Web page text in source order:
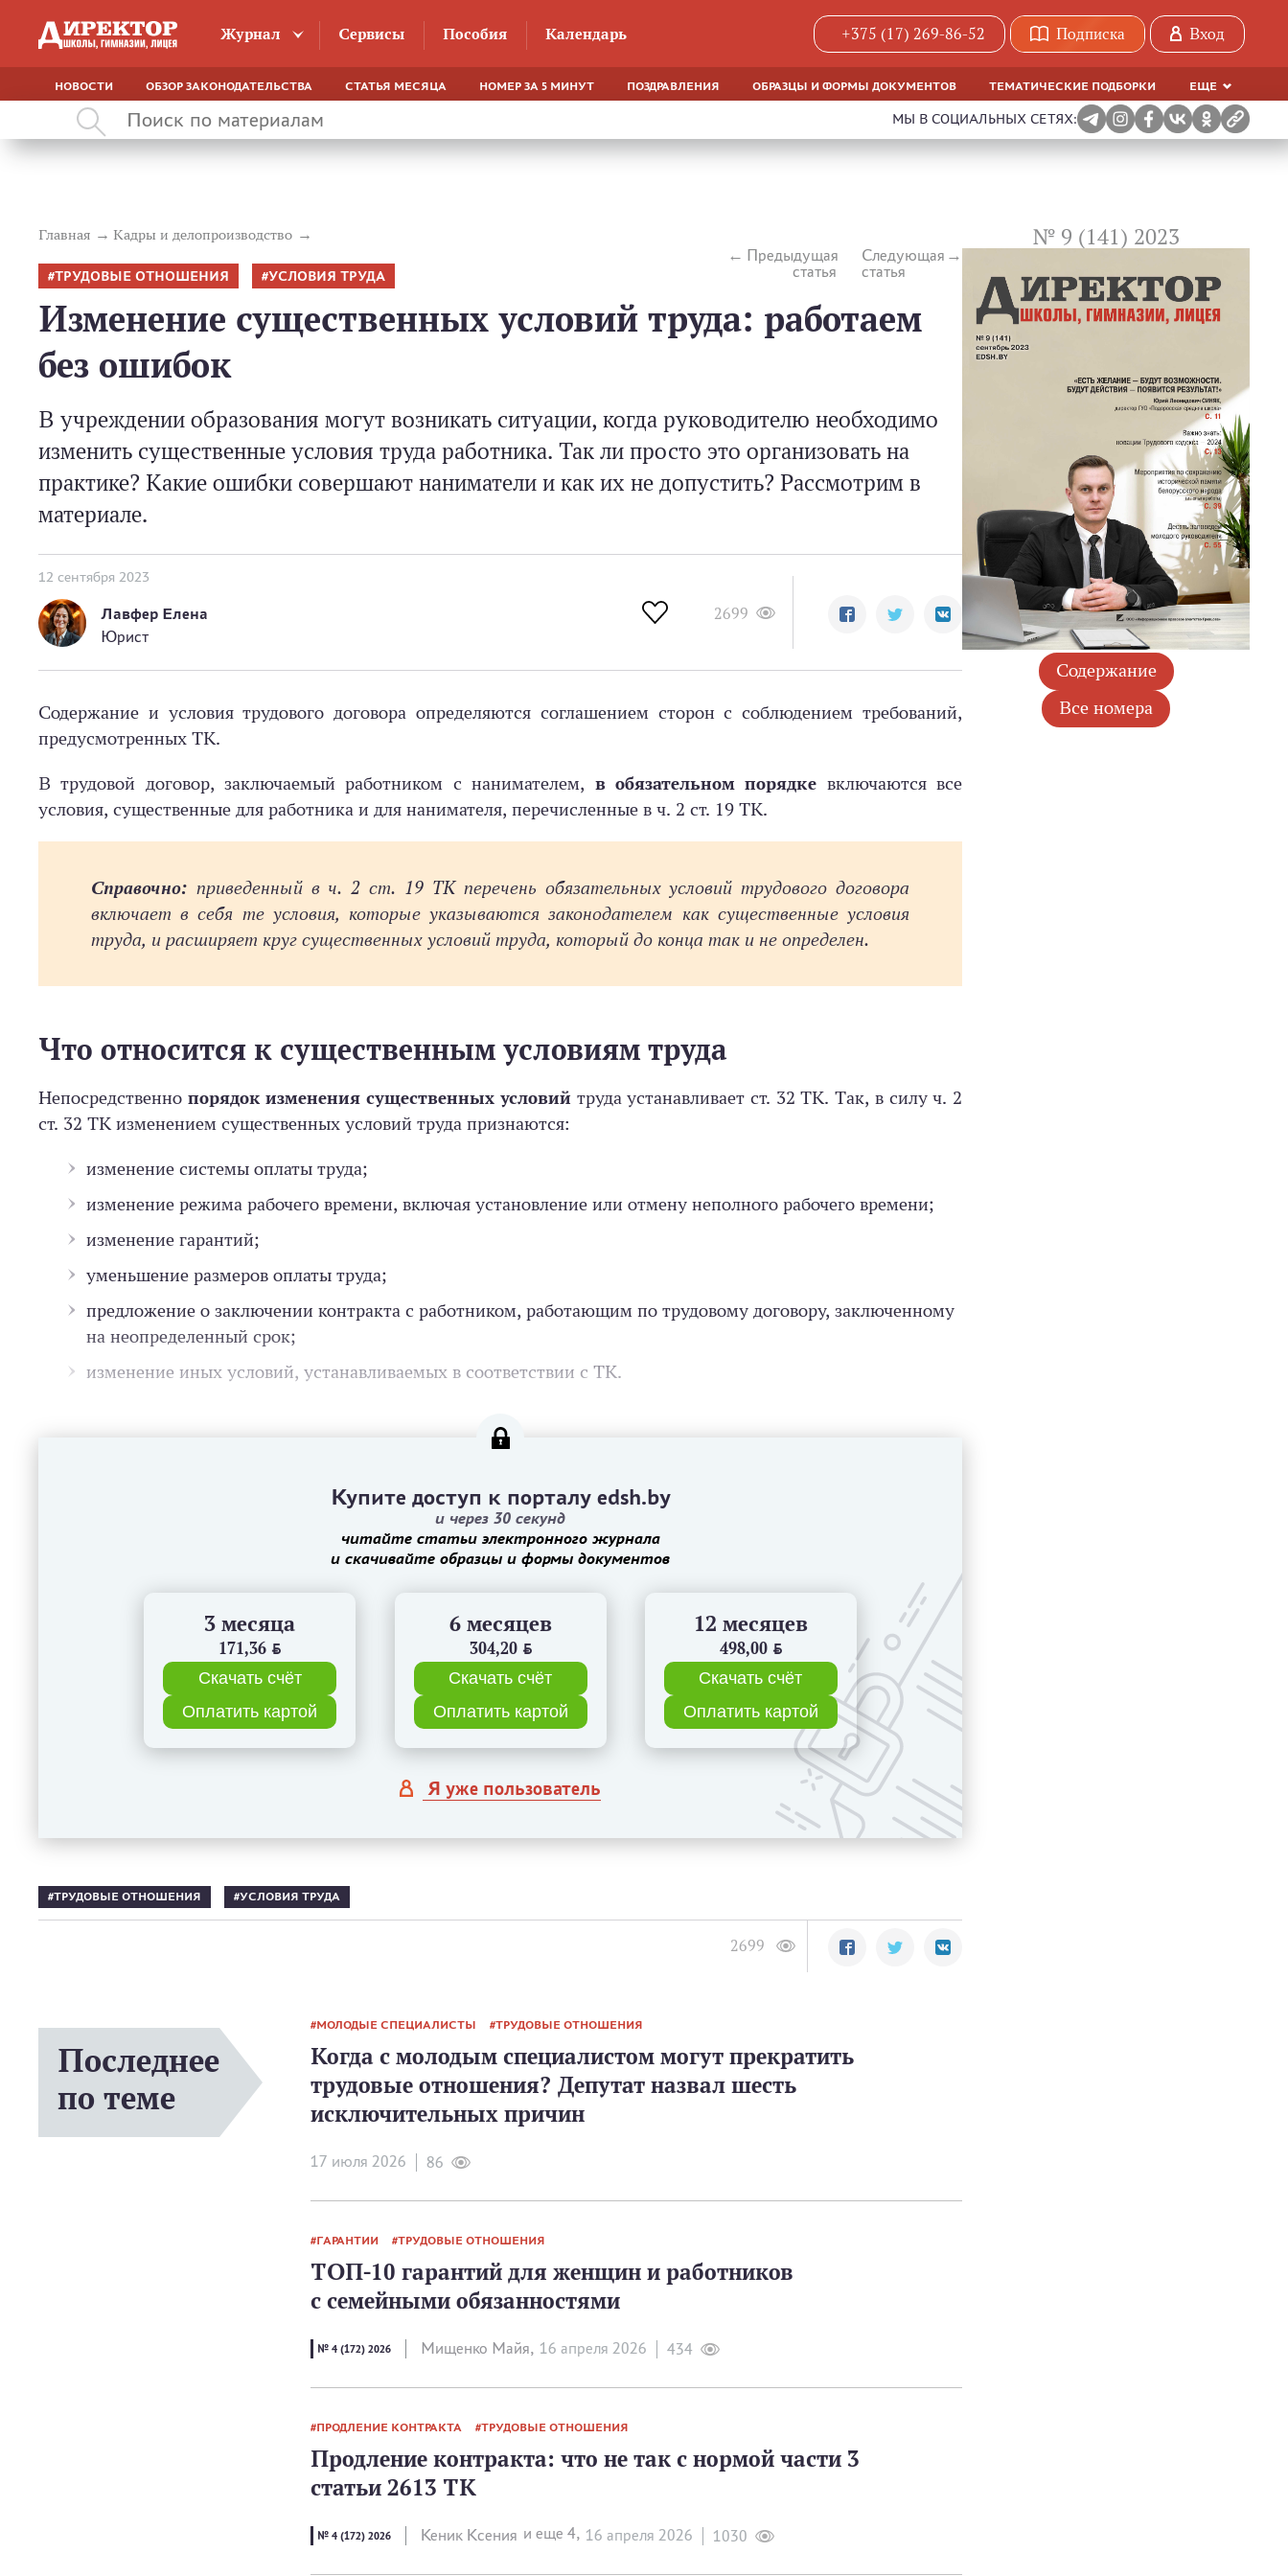
Журнал Сервисы Пособия Календарь +375 (17) 269-86-52 Подписка Вход
НОВОСТИ ОБЗОР ЗАКОНОДАТЕЛЬСТВА СТАТЬЯ МЕСЯЦА НОМЕР ЗА 5 МИНУТ ПОЗДРАВЛЕНИЯ ОБРАЗЦЫ И ФОРМЫ ДОКУМЕНТОВ ТЕМАТИЧЕСКИЕ ПОДБОРКИ ЕЩЕ
МЫ В СОЦИАЛЬНЫХ СЕТЯХ:
Главная Кадры и делопроизводство
Предыдущая
статья
Следующая
статья
ТРУДОВЫЕ ОТНОШЕНИЯ УСЛОВИЯ ТРУДА
Изменение существенных условий труда: работаем
без ошибок
В учреждении образования могут возникать ситуации, когда руководителю необходимо
изменить существенные условия труда работника. Так ли просто это организовать на
практике? Какие ошибки совершают наниматели и как их не допустить? Рассмотрим в
материале.
12 сентября 2023
Лавфер Елена
Юрист
2699
Содержание и условия трудового договора определяются соглашением сторон с соблюдением требований,
предусмотренных ТК.
В трудовой договор, заключаемый работником с нанимателем, в обязательном порядке включаются все
условия, существенные для работника и для нанимателя, перечисленные в ч. 2 ст. 19 ТК.
Справочно: приведенный в ч. 2 ст. 19 ТК перечень обязательных условий трудового договора
включает в себя те условия, которые указываются законодателем как существенные условия
труда, и расширяет круг существенных условий труда, который до конца так и не определен.
Что относится к существенным условиям труда
Непосредственно порядок изменения существенных условий труда устанавливает ст. 32 ТК. Так, в силу ч. 2
ст. 32 ТК изменением существенных условий труда признаются:
изменение системы оплаты труда;
изменение режима рабочего времени, включая установление или отмену неполного рабочего времени;
изменение гарантий;
уменьшение размеров оплаты труда;
предложение о заключении контракта с работником, работающим по трудовому договору, заключенному
на неопределенный срок;
изменение иных условий, устанавливаемых в соответствии с ТК.
Купите доступ к порталу edsh.by
и через 30 секунд
читайте статьи электронного журнала
и скачивайте образцы и формы документов
3 месяца
171,36 BYN
Скачать счёт
Оплатить картой
6 месяцев
304,20 BYN
Скачать счёт
Оплатить картой
12 месяцев
498,00 BYN
Скачать счёт
Оплатить картой
Я уже пользователь
ТРУДОВЫЕ ОТНОШЕНИЯ УСЛОВИЯ ТРУДА
2699
Последнее
по теме
МОЛОДЫЕ СПЕЦИАЛИСТЫ ТРУДОВЫЕ ОТНОШЕНИЯ
Когда с молодым специалистом могут прекратить
трудовые отношения? Депутат назвал шесть
исключительных причин
17 июля 2026 86
ГАРАНТИИ ТРУДОВЫЕ ОТНОШЕНИЯ
ТОП-10 гарантий для женщин и работников
с семейными обязанностями
№ 4 (172) 2026 Мищенко Майя, 16 апреля 2026 434
ПРОДЛЕНИЕ КОНТРАКТА ТРУДОВЫЕ ОТНОШЕНИЯ
Продление контракта: что не так с нормой части 3
статьи 2613 ТК
№ 4 (172) 2026 Кеник Ксения и еще 4, 16 апреля 2026 1030
№ 9 (141) 2023